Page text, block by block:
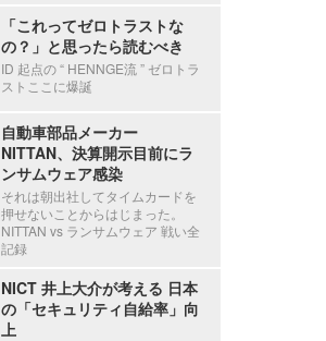
「これってゼロトラストな
の？」と思ったら読むべき
ID 起点の “ HENNGE流 ” ゼロトラ
ストここに爆誕
自動車部品メーカー
NITTAN、決算開示目前にラ
ンサムウェア感染
それは朝出社してタイムカードを
押せないことからはじまった。
NITTAN vs ランサムウェア 戦い全
記録
NICT 井上大介が考える 日本
の「セキュリティ自給率」向
上